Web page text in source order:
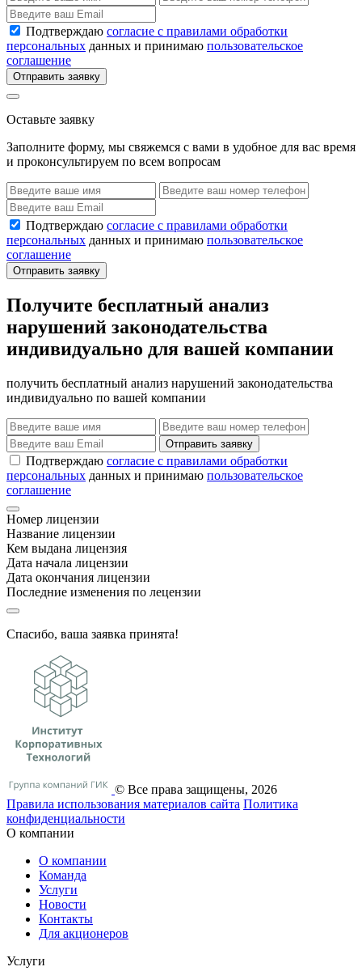
Подтверждаю согласие с правилами обработки
персональных данных и принимаю пользовательское
соглашение
Отправить заявку
Оставьте заявку
Заполните форму, мы свяжемся с вами в удобное для вас время
и проконсультируем по всем вопросам
Подтверждаю согласие с правилами обработки
персональных данных и принимаю пользовательское
соглашение
Отправить заявку
Получите бесплатный анализ
нарушений законодательства
индивидуально для вашей компании
получить бесплатный анализ нарушений законодательства
индивидуально по вашей компании
Отправить заявку
Подтверждаю согласие с правилами обработки
персональных данных и принимаю пользовательское
соглашение
Номер лицензии
Название лицензии
Кем выдана лицензия
Дата начала лицензии
Дата окончания лицензии
Последние изменения по лецензии
Спасибо, ваша заявка принята!
© Все права защищены, 2026
Правила использования материалов сайта Политика
конфиденциальности
О компании
О компании
Команда
Услуги
Новости
Контакты
Для акционеров
Услуги